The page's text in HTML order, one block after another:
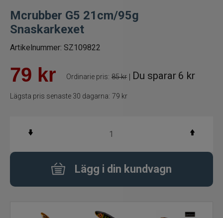
Betespaket
Handgjorda beten
Vibrationsbeten Bladebaits
Gäddspinnare
Spinnare
Mcrubber G5 21cm/95g
Snaskarkexet
Artikelnummer: SZ109822
79 kr Ordinarie pris: 85 kr | Du sparar 6 kr
Lägsta pris senaste 30 dagarna: 79 kr
Lägg i din kundvagn